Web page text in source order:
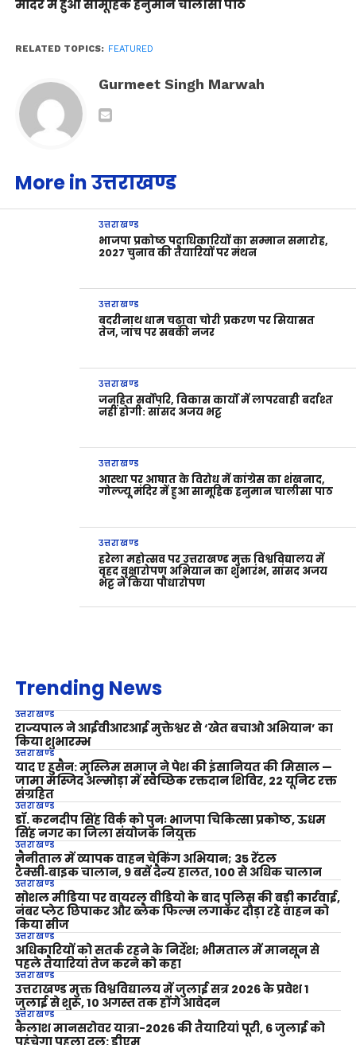
मंदिर में हुआ सामूहिक हनुमान चालीसा पाठ
RELATED TOPICS: FEATURED
Gurmeet Singh Marwah
More in उत्तराखण्ड
उत्तराखण्ड
भाजपा प्रकोष्ठ पदाधिकारियों का सम्मान समारोह,
2027 चुनाव की तैयारियों पर मंथन
उत्तराखण्ड
बदरीनाथ धाम चढ़ावा चोरी प्रकरण पर सियासत
तेज, जांच पर सबकी नजर
उत्तराखण्ड
जनहित सर्वोपरि, विकास कार्यों में लापरवाही बर्दाश्त
नहीं होगी: सांसद अजय भट्ट
उत्तराखण्ड
आस्था पर आघात के विरोध में कांग्रेस का शंखनाद,
गोल्ज्यू मंदिर में हुआ सामूहिक हनुमान चालीसा पाठ
उत्तराखण्ड
हरेला महोत्सव पर उत्तराखण्ड मुक्त विश्वविद्यालय में
वृहद वृक्षारोपण अभियान का शुभारंभ, सांसद अजय
भट्ट ने किया पौधारोपण
Trending News
उत्तराखण्ड
राज्यपाल ने आईवीआरआई मुक्तेश्वर से ‘खेत बचाओ अभियान’ का
किया शुभारम्भ
उत्तराखण्ड
याद ए हुसैन: मुस्लिम समाज ने पेश की इंसानियत की मिसाल —
जामा मस्जिद अल्मोड़ा में स्वैच्छिक रक्तदान शिविर, 22 यूनिट रक्त
संग्रहित
उत्तराखण्ड
डॉ. करनदीप सिंह विर्क को पुनः भाजपा चिकित्सा प्रकोष्ठ, ऊधम
सिंह नगर का जिला संयोजक नियुक्त
उत्तराखण्ड
नैनीताल में व्यापक वाहन चेकिंग अभियान; 35 रेंटल
टैक्सी‑बाइक चालान, 9 बसें दैन्य हालत, 100 से अधिक चालान
उत्तराखण्ड
सोशल मीडिया पर वायरल वीडियो के बाद पुलिस की बड़ी कार्रवाई,
नंबर प्लेट छिपाकर और ब्लैक फिल्म लगाकर दौड़ा रहे वाहन को
किया सीज
उत्तराखण्ड
अधिकारियों को सतर्क रहने के निर्देश; भीमताल में मानसून से
पहले तैयारियां तेज करने को कहा
उत्तराखण्ड
उत्तराखण्ड मुक्त विश्वविद्यालय में जुलाई सत्र 2026 के प्रवेश 1
जुलाई से शुरू, 10 अगस्त तक होंगे आवेदन
उत्तराखण्ड
कैलाश मानसरोवर यात्रा-2026 की तैयारियां पूरी, 6 जुलाई को